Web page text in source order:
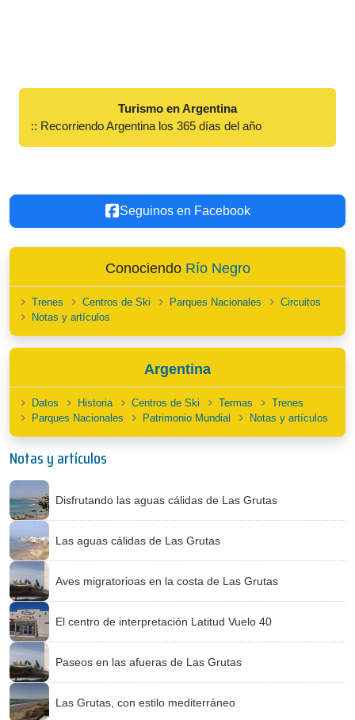
Turismo en Argentina
:: Recorriendo Argentina los 365 días del año
Seguinos en Facebook
Conociendo Río Negro
Trenes Centros de Ski Parques Nacionales
Circuitos
Notas y artículos
Argentina
Datos Historia Centros de Ski Termas
Trenes
Parques Nacionales
Patrimonio Mundial Notas y artículos
Notas y artículos
Disfrutando las aguas cálidas de Las Grutas
Las aguas cálidas de Las Grutas
Aves migratorioas en la costa de Las Grutas
El centro de interpretación Latitud Vuelo 40
Paseos en las afueras de Las Grutas
Las Grutas, con estilo mediterráneo